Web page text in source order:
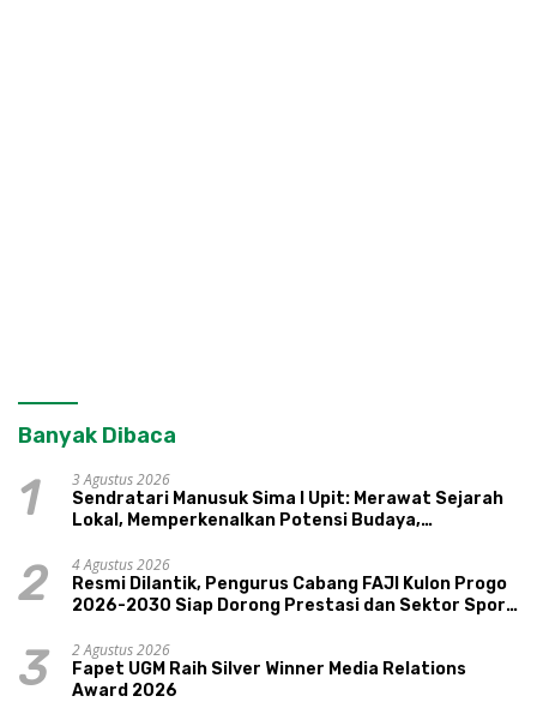
Banyak Dibaca
1
3 Agustus 2026
Sendratari Manusuk Sima I Upit: Merawat Sejarah
Lokal, Memperkenalkan Potensi Budaya,
2
4 Agustus 2026
Resmi Dilantik, Pengurus Cabang FAJI Kulon Progo
2026-2030 Siap Dorong Prestasi dan Sektor Sport
3
2 Agustus 2026
Fapet UGM Raih Silver Winner Media Relations
Award 2026